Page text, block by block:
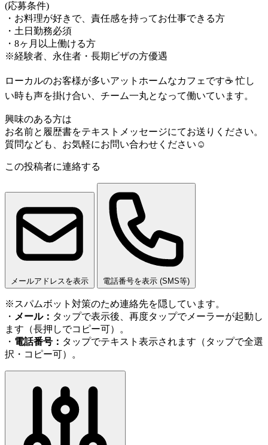
(応募条件)
・お料理が好きで、責任感を持ってお仕事できる方
・土日勤務必須
・8ヶ月以上働ける方
※経験者、永住者・長期ビザの方優遇
ローカルのお客様が多いアットホームなカフェです☕️ 忙し
い時も声を掛け合い、チーム一丸となって働いています。
興味のある方は
お名前と履歴書をテキストメッセージにてお送りください。
質問なども、お気軽にお問い合わせください☺️
この投稿者に連絡する
メールアドレスを表示 電話番号を表示 (SMS等)
※スパムボット対策のため連絡先を隠しています。
・ メール： タップで表示後、再度タップでメーラーが起動し
ます（長押しでコピー可）。
・ 電話番号： タップでテキスト表示されます（タップで全選
択・コピー可）。